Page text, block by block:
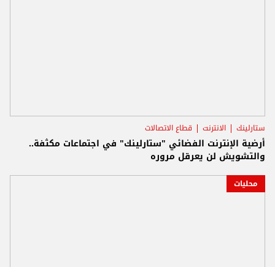
ستارلينك الانترنت قطاع الاتصالات
أرضية الإنترنت الفضائي "ستارلينك" في اجتماعات مكثفة..
والتشويش لن يعرقل مروره
محليات